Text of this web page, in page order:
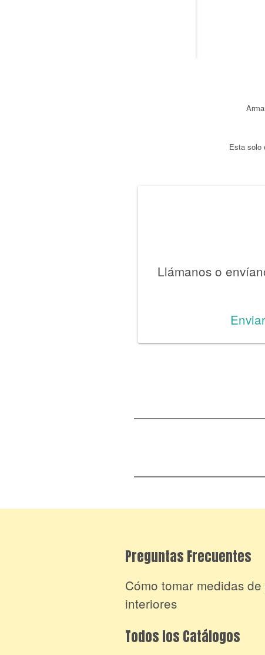
Esta solo
Llámanos o
Preguntas Frecuentes
Cómo tomar medidas
interiores
Todos los Catálogos